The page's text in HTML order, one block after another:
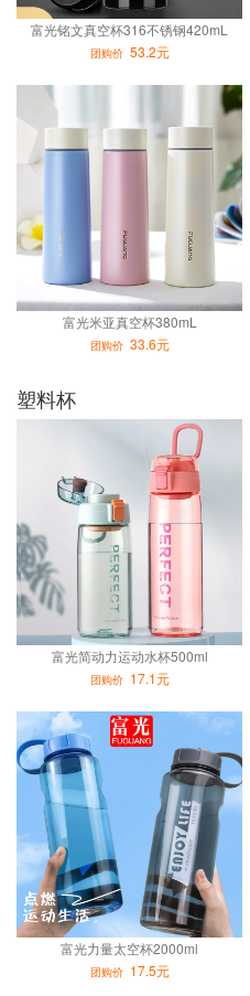
富光铭文真空杯316不锈钢420mL
团购价53.2元
富光米亚真空杯380mL
团购价33.6元
塑料杯
富光简动力运动水杯500ml
团购价17.1元
富光力量太空杯2000ml
团购价17.5元